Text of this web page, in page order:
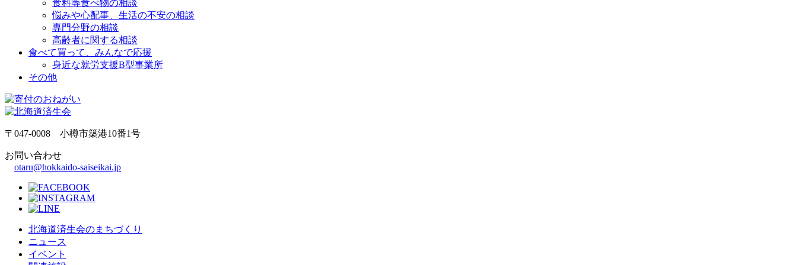
食料等食べ物の相談
悩みや心配事、生活の不安の相談
専門分野の相談
高齢者に関する相談
食べて買って、みんなで応援
身近な就労支援B型事業所
その他
〒047-0008 小樽市築港10番1号
お問い合わせ
otaru@hokkaido-saiseikai.jp
北海道済生会のまちづくり
ニュース
イベント